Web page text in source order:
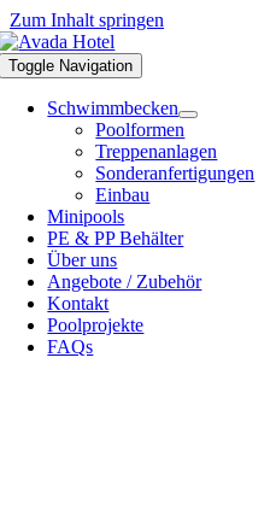
Zum Inhalt springen
Toggle Navigation
Schwimmbecken
Poolformen
Treppenanlagen
Sonderanfertigungen
Einbau
Minipools
PE & PP Behälter
Über uns
Angebote / Zubehör
Kontakt
Poolprojekte
FAQs